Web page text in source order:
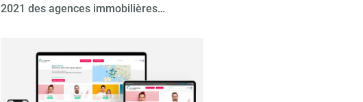
2021 des agences immobilières…